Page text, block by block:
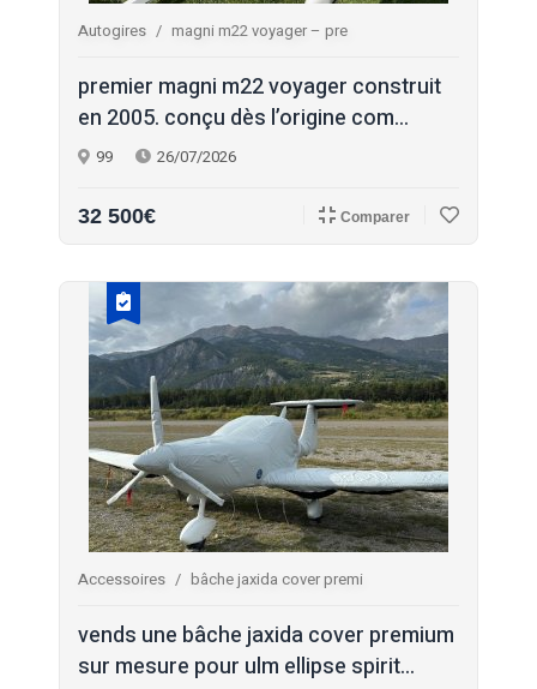
Autogires magni m22 voyager – pre
premier magni m22 voyager construit
en 2005. conçu dès l’origine com...
99 26/07/2026
32 500€ Comparer
Accessoires bâche jaxida cover premi
vends une bâche jaxida cover premium
sur mesure pour ulm ellipse spirit...